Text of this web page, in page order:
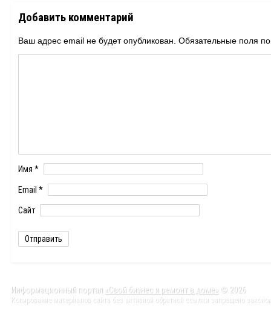
Добавить комментарий
Ваш адрес email не будет опубликован. Обязательные поля
Имя *
Email *
Сайт
Информационный портал «Свой бизнес и ремонт в доме» © 2026
Копирование материалов сайта без активной обратной ссылки запрещено